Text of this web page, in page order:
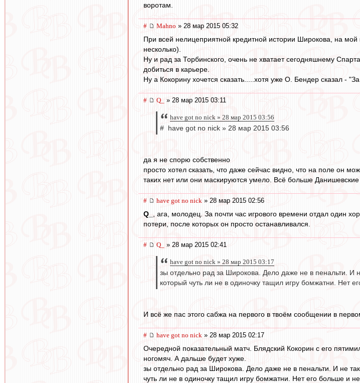
воротам.
# Mahno » 28 мар 2015 05:32
При всей нелицеприятной кредитной истории Широкова, на
несколько).
Ну и рад за Торбинского, очень не хватает сегодняшнему
добиться в карьере.
Ну а Кокорину хочется сказать.....хотя уже О. Бендер сказал -
# Q_ » 28 мар 2015 03:11
have got no nick » 28 мар 2015 03:56
# have got no nick » 28 мар 2015 03:56
да я не спорю собственно
просто хотел сказать, что даже сейчас видно, что на поле он
таких нет или они маскируются умело. Всё больше Данишевские
# have got no nick » 28 мар 2015 02:56
Q_
, ага, молодец. За почти час игрового времени отдал один
потери, после которых он просто останавливался.
# Q_ » 28 мар 2015 02:41
have got no nick » 28 мар 2015 03:17
зы отдельно рад за Широкова. Дело даже не в пенальти.
который чуть ли не в одиночку тащил игру бомжатни. Нет
И всё же пас этого сабжа на первого в твоём сообщении в
# have got no nick » 28 мар 2015 02:17
Очередной показательный матч. Блядский Кокорин с его
ногомяч. А дальше будет хуже.
зы отдельно рад за Широкова. Дело даже не в пенальти. И не
чуть ли не в одиночку тащил игру бомжатни. Нет его больше и